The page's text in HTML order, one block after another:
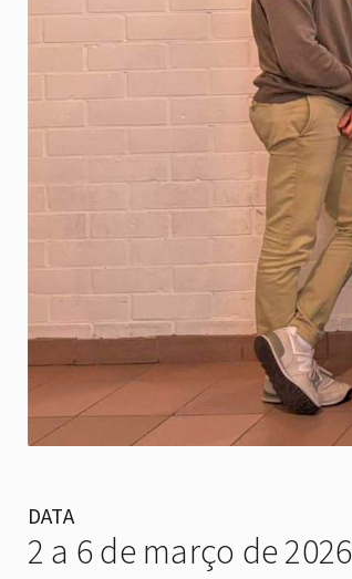
DATA
2 a 6 de março de 2026